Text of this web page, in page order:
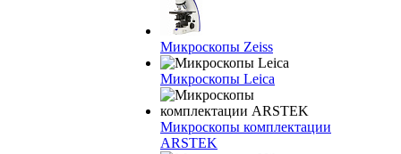
Микроскопы Zeiss
Микроскопы Leica
Микроскопы комплектации
ARSTEK